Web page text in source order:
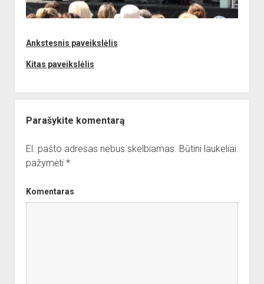
Jaunieji šauliai
dropdown
menu
Reikalingi kontaktai
Bendruomenės
Ankstesnis paveikslėlis
Kitas paveikslėlis
Parašykite komentarą
El. pašto adresas nebus skelbiamas. Būtini laukeliai
pažymėti *
Komentaras